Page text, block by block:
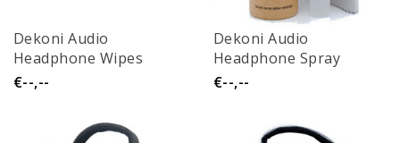
Dekoni Audio
Headphone Wipes
€--,--
Dekoni Audio
Headphone Spray
€--,--